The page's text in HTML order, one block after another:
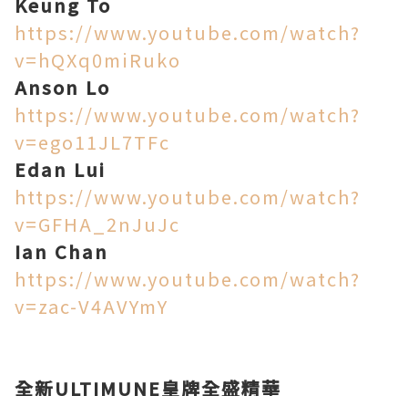
https://www.youtube.com/watch?
v=hQXq0miRuko
Anson Lo
https://www.youtube.com/watch?
v=ego11JL7TFc
Edan Lui
https://www.youtube.com/watch?
v=GFHA_2nJuJc
Ian Chan
https://www.youtube.com/watch?
v=zac-V4AVYmY
全新ULTIMUNE皇牌全盛精華